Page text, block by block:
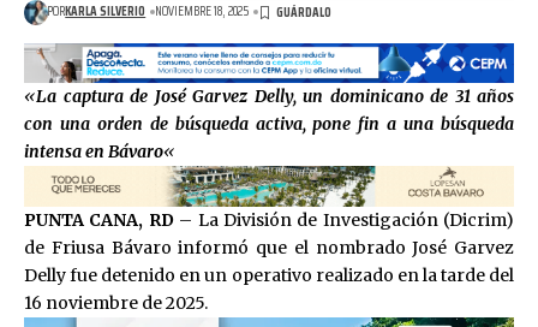
PORKARLA SILVERIO NOVIEMBRE 18, 2025
«La captura de José Garvez Delly, un dominicano de 31 años
con una orden de búsqueda activa, pone fin a una búsqueda
intensa en Bávaro«
PUNTA CANA, RD– La División de Investigación (Dicrim)
de Friusa Bávaro informó que el nombrado José Garvez
Delly fue detenido en un operativo realizado en la tarde del
16 noviembre de 2025.